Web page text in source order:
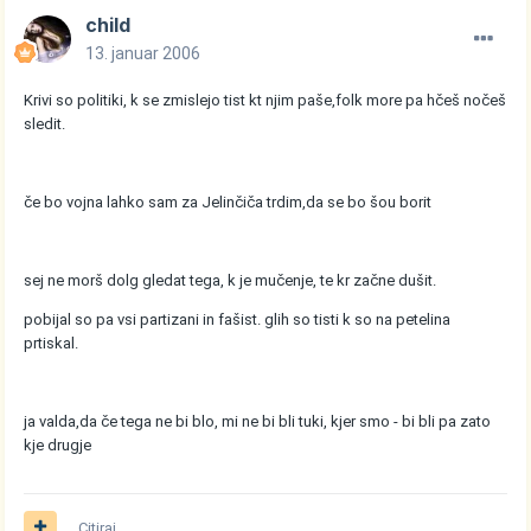
child
13. januar 2006
Krivi so politiki, k se zmislejo tist kt njim paše,folk more pa hčeš nočeš
sledit.
če bo vojna lahko sam za Jelinčiča trdim,da se bo šou borit
sej ne morš dolg gledat tega, k je mučenje, te kr začne dušit.
pobijal so pa vsi partizani in fašist. glih so tisti k so na petelina
prtiskal.
ja valda,da če tega ne bi blo, mi ne bi bli tuki, kjer smo - bi bli pa zato
kje drugje